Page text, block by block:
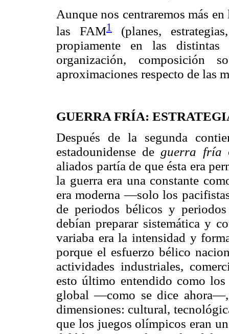
Aunque nos centraremos más
las FAM1
(planes,
propiamente en las distintas
organización, composición
aproximaciones respecto de las
GUERRA FRÍA:
Después de la segunda
estadounidense deguerra fría
aliados partía de que ésta era
la guerra era una constante
era moderna —solo los
de periodos bélicos y
debían preparar sistemática y
variaba era la intensidad y
porque el esfuerzo bélico
actividades industriales,
esto último entendido como los
global —como se dice ahora—,
dimensiones: cultural,
que los juegos olímpicos eran